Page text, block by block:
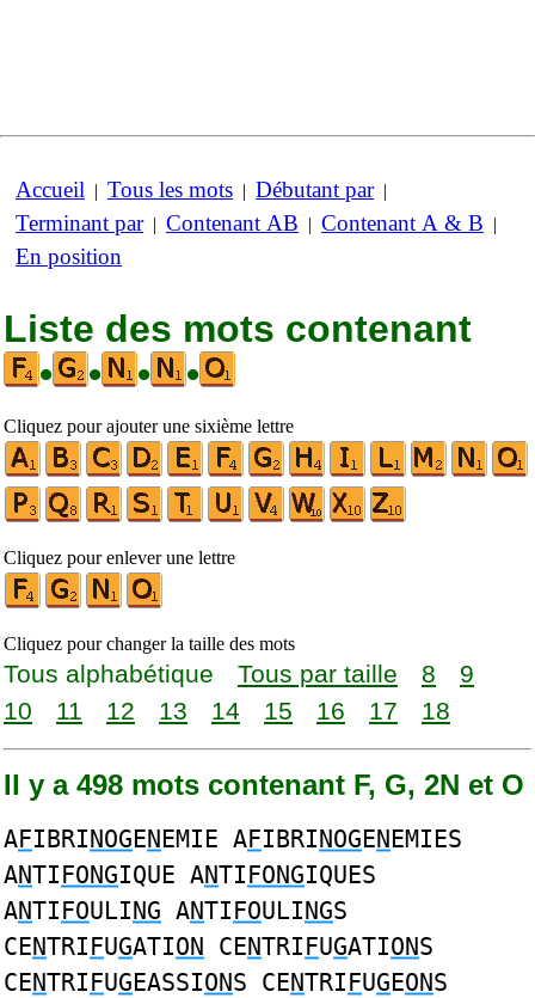
Accueil | Tous les mots | Débutant par|
Terminant par| Contenant AB | Contenant A & B |
En position
Liste des mots contenant
•
• • •
Cliquez pour ajouter une sixième lettre
Cliquez pour enlever une lettre
Cliquez pour changer la taille des mots
Tous alphabétique Tous par taille 8
9
10
11 12 13 14 15 16 17 18
Il y a 498 mots contenant F, G, 2N et O
AFIBRINOGENEMIE AFIBRINOGENEMIES
ANTIFONGIQUE ANTIFONGIQUES
ANTIFOULING ANTIFOULINGS
CENTRIFUGATION CENTRIFUGATIONS
CENTRIFUGEASSIONS CENTRIFUGEONS